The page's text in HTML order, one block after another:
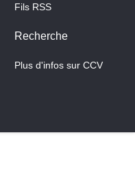
Fils RSS
Recherche
Plus d'infos sur CCV